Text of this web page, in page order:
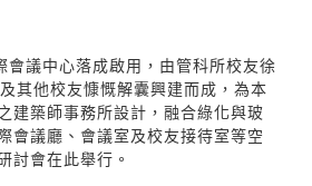
會議中心落成啟用，由管科所校友徐
其他校友慷慨解囊興建而成，為本
建築師事務所設計，融合綠化與玻
會議廳、會議室及校友接待室等空
討會在此舉行。